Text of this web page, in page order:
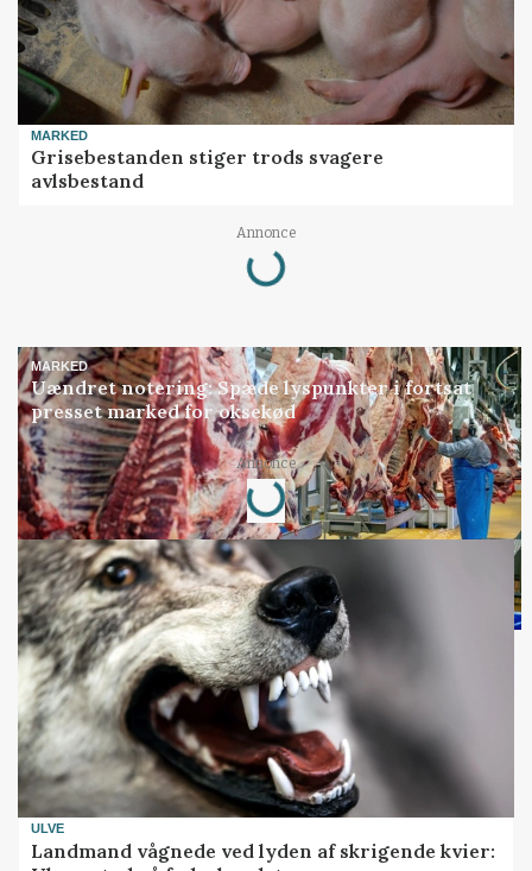
MARKED
Grisebestanden stiger trods svagere
avlsbestand
Annonce
Loading...
MARKED
Uændret notering: Spæde lyspunkter i fortsat
presset marked for oksekød
Annonce
Loading...
ULVE
Landmand vågnede ved lyden af skrigende kvier: